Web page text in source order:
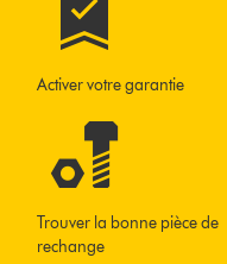
Activer votre garantie
Trouver la bonne pièce de
rechange